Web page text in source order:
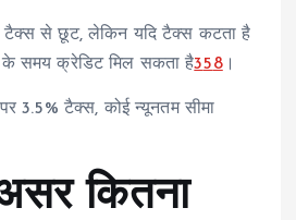
टैक्स से छूट, लेकिन यदि टैक्स कटता है
के समय क्रेडिट मिल सकता है358।
3.5% टैक्स, कोई न्यूनतम सीमा
कितना